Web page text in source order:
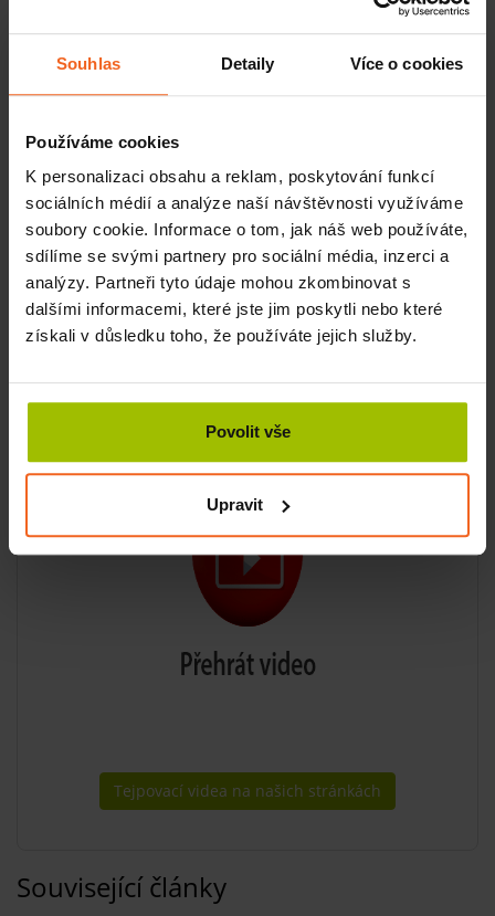
Souhlas Detaily Více o cookies
Používáme cookies
K personalizaci obsahu a reklam, poskytování funkcí
sociálních médií a analýze naší návštěvnosti využíváme
soubory cookie. Informace o tom, jak náš web používáte,
sdílíme se svými partnery pro sociální média, inzerci a
analýzy. Partneři tyto údaje mohou zkombinovat s
dalšími informacemi, které jste jim poskytli nebo které
získali v důsledku toho, že používáte jejich služby.
Povolit vše
Upravit
vznikne tak větší prostor pro uvolnění svalu a jeho
regeneraci.
Díky tejpování podpoříte krevní a mízní oběh, a tím
působíte blahodárně na hojení svalových ruptur.
Napomůžete stabilizovat klouby a zlepšíte stav
pooperačních jizev.
Může se kombinovat i s běžnými stabilizačními
pevnými
tejpy
Tejpovací videa na našich stránkách
Související články